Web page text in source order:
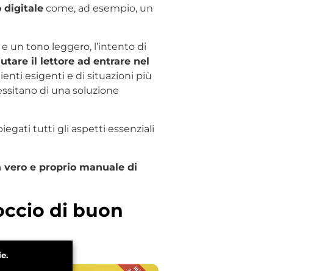
digitale come, ad esempio, un
un tono leggero, l’intento di
il lettore ad entrare nel
esigenti e di situazioni più
di una soluzione
tutti gli aspetti essenziali
e proprio manuale di
di buon